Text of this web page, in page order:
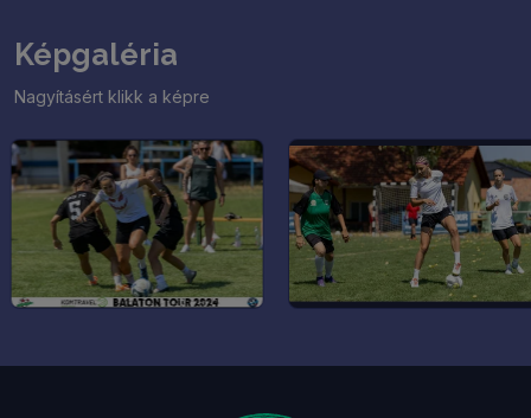
Képgaléria
Nagyításért klikk a képre